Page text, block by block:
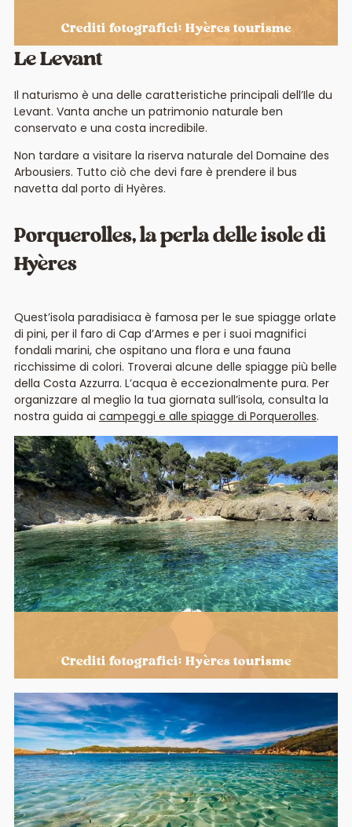
Crediti fotografici: Hyères tourisme
Le Levant
Il naturismo è una delle caratteristiche principali dell’Ile du
Levant. Vanta anche un patrimonio naturale ben
conservato e una costa incredibile.
Non tardare a visitare la riserva naturale del Domaine des
Arbousiers. Tutto ciò che devi fare è prendere il bus
navetta dal porto di Hyères.
Porquerolles, la perla delle isole di
Hyères
Quest’isola paradisiaca è famosa per le sue spiagge orlate
di pini, per il faro di Cap d’Armes e per i suoi magnifici
fondali marini, che ospitano una flora e una fauna
ricchissime di colori. Troverai alcune delle spiagge più belle
della Costa Azzurra. L’acqua è eccezionalmente pura. Per
organizzare al meglio la tua giornata sull’isola, consulta la
nostra guida ai campeggi e alle spiagge di Porquerolles.
Crediti fotografici: Hyères tourisme